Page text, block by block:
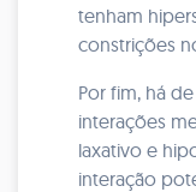
tenham
constrições
Por fim, há
interações
laxativo e
interação